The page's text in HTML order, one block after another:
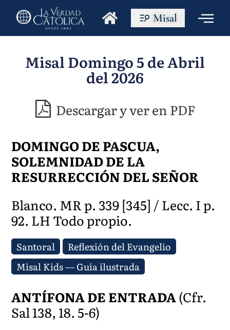
Misal
Misal Domingo 5 de Abril
del 2026
Descargar y ver en PDF
DOMINGO DE PASCUA,
SOLEMNIDAD DE LA
RESURRECCIÓN DEL SEÑOR
Blanco. MR p. 339 [345] / Lecc. I p.
92. LH Todo propio.
Santoral
Reflexión del Evangelio
Misal Kids — Guía ilustrada
ANTÍFONA DE ENTRADA(Cfr.
Sal 138, 18. 5-6)